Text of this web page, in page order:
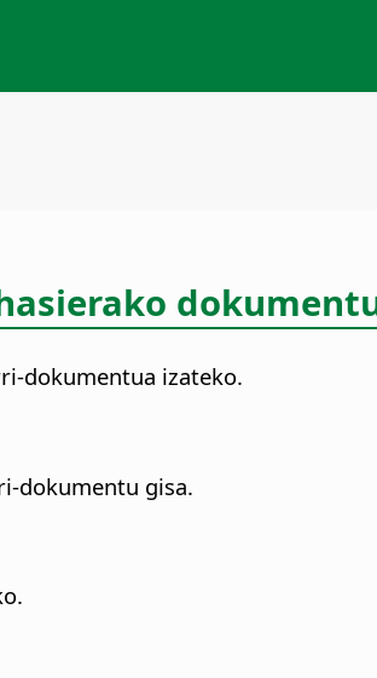
dokumentua izateko.
dokumentu gisa.